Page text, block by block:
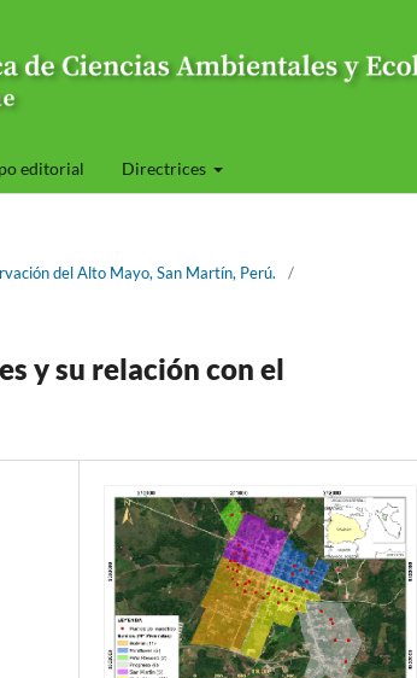
editorial Directrices
del Alto Mayo, San Martín, Perú.
/
y su relación con el